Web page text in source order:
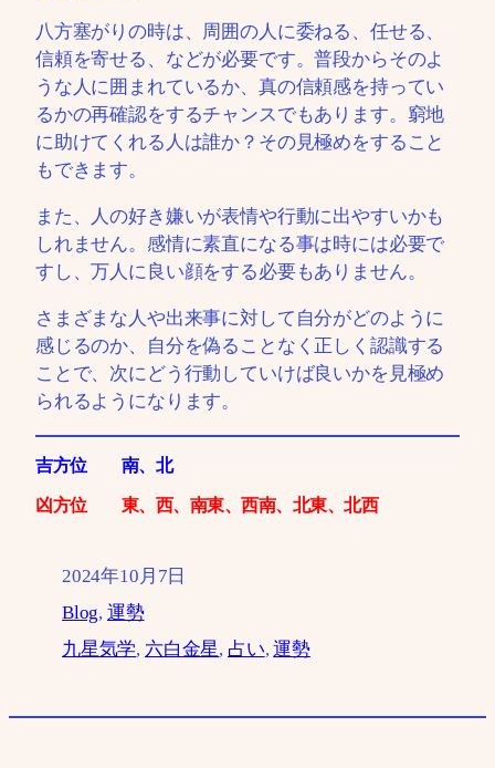
八方塞がりの時は、周囲の人に委ねる、任せる、
信頼を寄せる、などが必要です。普段からそのよ
うな人に囲まれているか、真の信頼感を持ってい
るかの再確認をするチャンスでもあります。窮地
に助けてくれる人は誰か？その見極めをすること
もできます。
また、人の好き嫌いが表情や行動に出やすいかも
しれません。感情に素直になる事は時には必要で
すし、万人に良い顔をする必要もありません。
さまざまな人や出来事に対して自分がどのように
感じるのか、自分を偽ることなく正しく認識する
ことで、次にどう行動していけば良いかを見極め
られるようになります。
吉方位 南、北
凶方位 東、西、南東、西南、北東、北西
2024年10月7日
Blog, 運勢
九星気学, 六白金星, 占い, 運勢